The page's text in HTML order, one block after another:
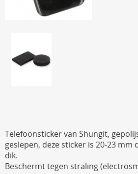
Telefoonsticker van Shungit,
geslepen, deze sticker is 20-23 mm
dik.
Beschermt tegen straling